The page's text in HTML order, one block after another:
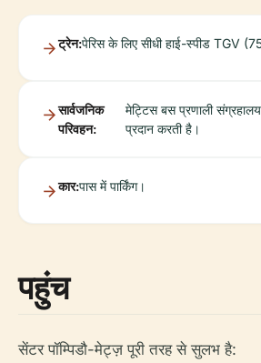
ट्रेन:पेरिस के लिए सीधी हाई-स्पीड TGV
सार्वजनिक
परिवहन:
मेट्टिस बस प्रणाली
प्रदान करती है।
कार:पास में पार्किंग।
पहुंच
सेंटर पॉम्पिडौ-मेट्ज़ पूरी तरह से सुलभ है: